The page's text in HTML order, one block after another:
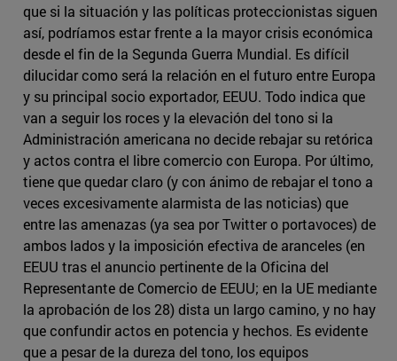
que si la situación y las políticas proteccionistas siguen
así, podríamos estar frente a la mayor crisis económica
desde el fin de la Segunda Guerra Mundial. Es difícil
dilucidar como será la relación en el futuro entre Europa
y su principal socio exportador, EEUU. Todo indica que
van a seguir los roces y la elevación del tono si la
Administración americana no decide rebajar su retórica
y actos contra el libre comercio con Europa. Por último,
tiene que quedar claro (y con ánimo de rebajar el tono a
veces excesivamente alarmista de las noticias) que
entre las amenazas (ya sea por Twitter o portavoces) de
ambos lados y la imposición efectiva de aranceles (en
EEUU tras el anuncio pertinente de la Oficina del
Representante de Comercio de EEUU; en la UE mediante
la aprobación de los 28) dista un largo camino, y no hay
que confundir actos en potencia y hechos. Es evidente
que a pesar de la dureza del tono, los equipos